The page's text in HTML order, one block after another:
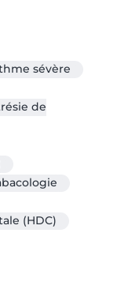
sévère
de
(HDC)